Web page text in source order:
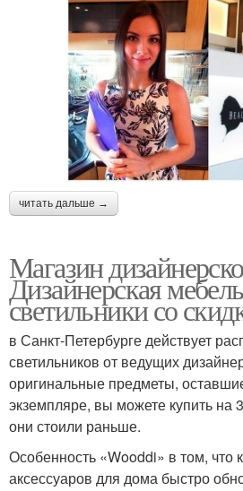
читать дальше →
Магазин
Дизайнерская
светильники со
в Санкт-Петербурге действует
светильников от ведущих
оригинальные предметы,
экземпляре, вы можете купить на
они стоили раньше.
Особенность «Wooddi» в том, что
аксессуаров для дома быстро